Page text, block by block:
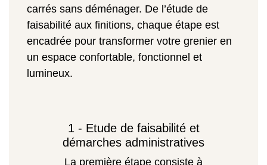
carrés sans déménager. De l’étude de
faisabilité aux finitions, chaque étape est
encadrée pour transformer votre grenier en
un espace confortable, fonctionnel et
lumineux.
1 - Etude de faisabilité et
démarches administratives
La première étape consiste à